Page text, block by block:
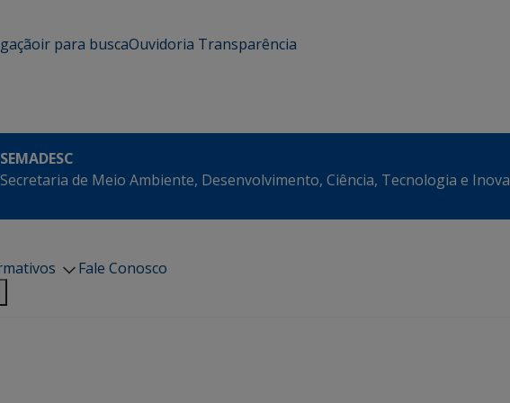
ir para buscaOuvidoria Transparência
SEMADESC
Secretaria de Meio Ambiente, Desenvolvimento, Ciência, Tecnologia e
Fale Conosco